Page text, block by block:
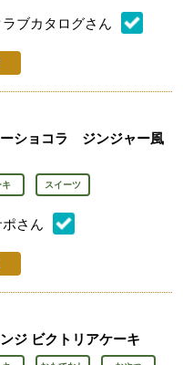
ブカタログさん
録：
メント：
ショコラ ジンジャー風
スイーツ
ポさん
録：
メント：
ジ ビクトリアケーキ